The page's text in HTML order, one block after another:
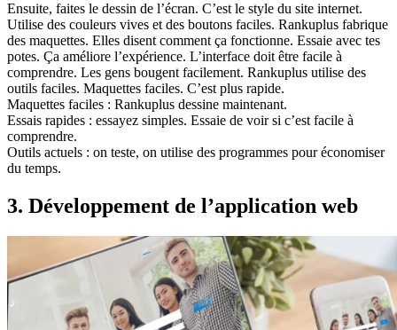
Ensuite, faites le dessin de l’écran. C’est le style du site internet.
Utilise des couleurs vives et des boutons faciles. Rankuplus fabrique
des maquettes. Elles disent comment ça fonctionne. Essaie avec tes
potes. Ça améliore l’expérience. L’interface doit être facile à
comprendre. Les gens bougent facilement. Rankuplus utilise des
outils faciles. Maquettes faciles. C’est plus rapide.
Maquettes faciles : Rankuplus dessine maintenant.
Essais rapides : essayez simples. Essaie de voir si c’est facile à
comprendre.
Outils actuels : on teste, on utilise des programmes pour économiser
du temps.
3. Développement de l’application web